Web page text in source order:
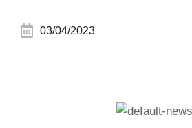
03/04/2023